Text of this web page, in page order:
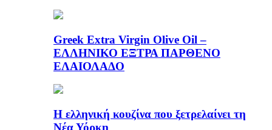
Greek Extra Virgin Olive Oil –
ΕΛΛΗΝΙΚΟ ΕΞΤΡΑ ΠΑΡΘΕΝΟ
ΕΛΑΙΟΛΑΔΟ
Η ελληνική κουζίνα που ξετρελαίνει τη
Νέα Υόρκη